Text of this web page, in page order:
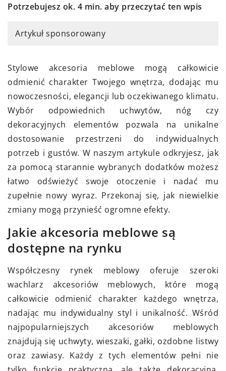
Potrzebujesz ok. 4 min. aby przeczytać ten wpis
Artykuł sponsorowany
Stylowe akcesoria meblowe mogą całkowicie
odmienić charakter Twojego wnętrza, dodając mu
nowoczesności, elegancji lub oczekiwanego klimatu.
Wybór odpowiednich uchwytów, nóg czy
dekoracyjnych elementów pozwala na unikalne
dostosowanie przestrzeni do indywidualnych
potrzeb i gustów. W naszym artykule odkryjesz, jak
za pomocą starannie wybranych dodatków możesz
łatwo odświeżyć swoje otoczenie i nadać mu
zupełnie nowy wyraz. Przekonaj się, jak niewielkie
zmiany mogą przynieść ogromne efekty.
Jakie akcesoria meblowe są
dostępne na rynku
Współczesny rynek meblowy oferuje szeroki
wachlarz akcesoriów meblowych, które mogą
całkowicie odmienić charakter każdego wnętrza,
nadając mu indywidualny styl i unikalność. Wśród
najpopularniejszych akcesoriów meblowych
znajdują się uchwyty, wieszaki, gałki, ozdobne listwy
oraz zawiasy. Każdy z tych elementów pełni nie